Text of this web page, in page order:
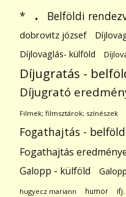
* . Belföldi
dobrovitz józsef
Díjlovaglás- külföld
Díjugratás -
Díjugrató
Filmek; filmsztárok; színészek
Fogathajtás - belföld
Fogathajtás
Galopp - külföld
hugyecz mariann humor